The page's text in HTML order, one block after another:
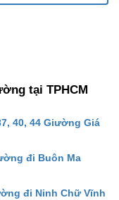
tại TPHCM
40, 44 Giường Giá
đi Buôn Ma
đi Ninh Chữ Vĩnh